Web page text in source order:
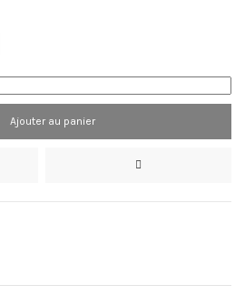
Ajouter au panier